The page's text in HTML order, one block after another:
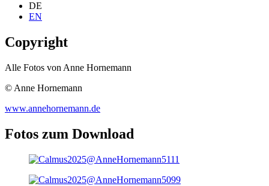
DE
EN
Copyright
Alle Fotos von Anne Hornemann
© Anne Hornemann
www.annehornemann.de
Fotos zum Download